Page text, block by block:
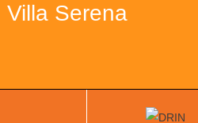
Villa Serena